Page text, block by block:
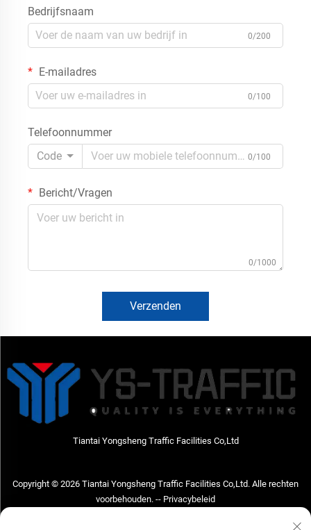
Bedrijfsnaam
0/200
E-mailadres
0/100
Telefoonnummer
Code
0/100
Bericht/Vragen
0/1000
Verzenden
Tiantai Yongsheng Traffic Facilities Co,Ltd
Copyright © 2026 Tiantai Yongsheng Traffic Facilities Co,Ltd. Alle rechten
voorbehouden. -- Privacybeleid